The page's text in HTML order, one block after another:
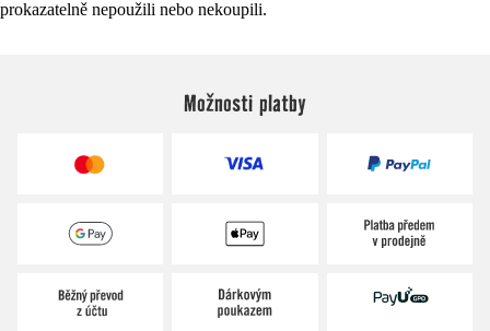
prokazatelně nepoužili nebo nekoupili.
Možnosti platby